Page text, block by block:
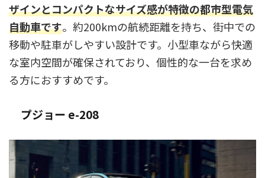
ザインとコンパクトなサイズ感が特徴の都市型電気
自動車です。約200kmの航続距離を持ち、街中での
移動や駐車がしやすい設計です。小型車ながら快適
な室内空間が確保されており、個性的な一台を求め
る方におすすめです。
プジョー e-208